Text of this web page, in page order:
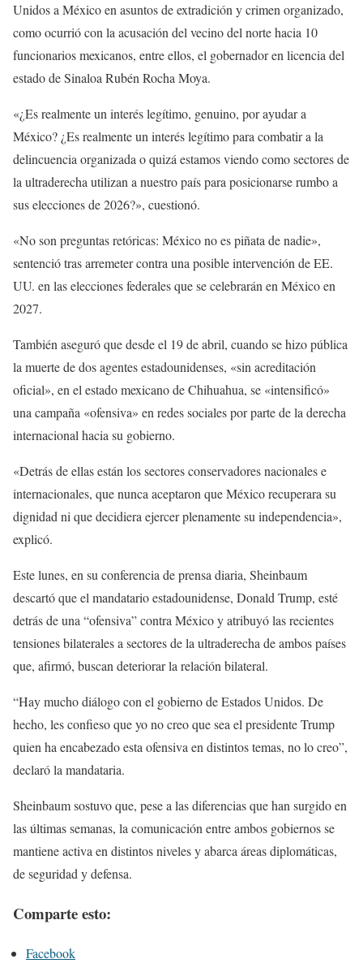
Unidos a México en asuntos de extradición y crimen organizado,
como ocurrió con la acusación del vecino del norte hacia 10
funcionarios mexicanos, entre ellos, el gobernador en licencia del
estado de Sinaloa Rubén Rocha Moya.
«¿Es realmente un interés legítimo, genuino, por ayudar a
México? ¿Es realmente un interés legítimo para combatir a la
delincuencia organizada o quizá estamos viendo como sectores de
la ultraderecha utilizan a nuestro país para posicionarse rumbo a
sus elecciones de 2026?», cuestionó.
«No son preguntas retóricas: México no es piñata de nadie»,
sentenció tras arremeter contra una posible intervención de EE.
UU. en las elecciones federales que se celebrarán en México en
2027.
También aseguró que desde el 19 de abril, cuando se hizo pública
la muerte de dos agentes estadounidenses, «sin acreditación
oficial», en el estado mexicano de Chihuahua, se «intensificó»
una campaña «ofensiva» en redes sociales por parte de la derecha
internacional hacia su gobierno.
«Detrás de ellas están los sectores conservadores nacionales e
internacionales, que nunca aceptaron que México recuperara su
dignidad ni que decidiera ejercer plenamente su independencia»,
explicó.
Este lunes, en su conferencia de prensa diaria, Sheinbaum
descartó que el mandatario estadounidense, Donald Trump, esté
detrás de una “ofensiva” contra México y atribuyó las recientes
tensiones bilaterales a sectores de la ultraderecha de ambos países
que, afirmó, buscan deteriorar la relación bilateral.
“Hay mucho diálogo con el gobierno de Estados Unidos. De
hecho, les confieso que yo no creo que sea el presidente Trump
quien ha encabezado esta ofensiva en distintos temas, no lo creo”,
declaró la mandataria.
Sheinbaum sostuvo que, pese a las diferencias que han surgido en
las últimas semanas, la comunicación entre ambos gobiernos se
mantiene activa en distintos niveles y abarca áreas diplomáticas,
de seguridad y defensa.
Comparte esto:
Facebook